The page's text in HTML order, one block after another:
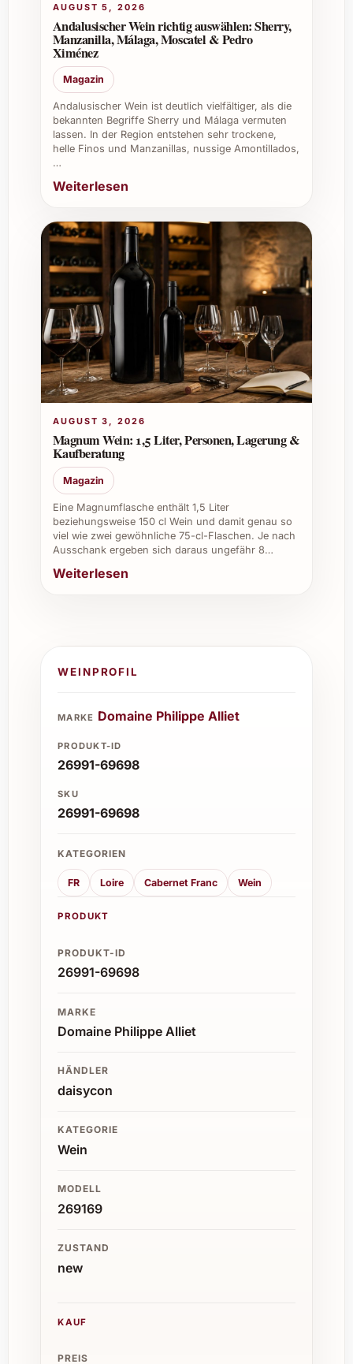
Firmenevents:
Geschenk oder für den Empfang bei
geschäftlichen Anlässen, schafft er eine
stilvolle Atmosphäre.
Gönnen Sie sich und Ihren Liebsten diesen
aussergewöhnlichen Wein – lassen Sie sich
vom Domaine Philippe Alliet Chinon
L’Huisserie 2020 verführen und entdecken
Sie ein wahres Juwel aus dem Loire-Tal!
AUGUST 5, 2026
Andalusischer Wein richtig auswählen: Sherry,
Manzanilla, Málaga, Moscatel & Pedro
Ximénez
Magazin
Andalusischer Wein ist deutlich vielfältiger, als die
bekannten Begriffe Sherry und Málaga vermuten
lassen. In der Region entstehen sehr trockene,
helle Finos und Manzanillas, nussige Amontillados,
…
Weiterlesen
AUGUST 3, 2026
Magnum Wein: 1,5 Liter, Personen, Lagerung &
Kaufberatung
Magazin
Eine Magnumflasche enthält 1,5 Liter
beziehungsweise 150 cl Wein und damit genau so
viel wie zwei gewöhnliche 75-cl-Flaschen. Je nach
Ausschank ergeben sich daraus ungefähr 8…
Weiterlesen
WEINPROFIL
MARKE Domaine Philippe Alliet
PRODUKT-ID
26991-69698
SKU
26991-69698
KATEGORIEN
FR Loire Cabernet Franc Wein
PRODUKT
PRODUKT-ID
26991-69698
MARKE
Domaine Philippe Alliet
HÄNDLER
daisycon
KATEGORIE
Wein
MODELL
269169
ZUSTAND
new
KAUF
PREIS